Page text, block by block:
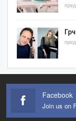
Facebook
Join us on